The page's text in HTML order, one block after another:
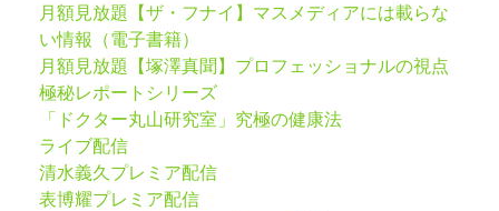
月額見放題【ザ・フナイ】マスメディアには載らな
い情報（電子書籍）
月額見放題【塚澤真聞】プロフェッショナルの視点
極秘レポートシリーズ
「ドクター丸山研究室」究極の健康法
ライブ配信
清水義久プレミア配信
表博耀プレミア配信